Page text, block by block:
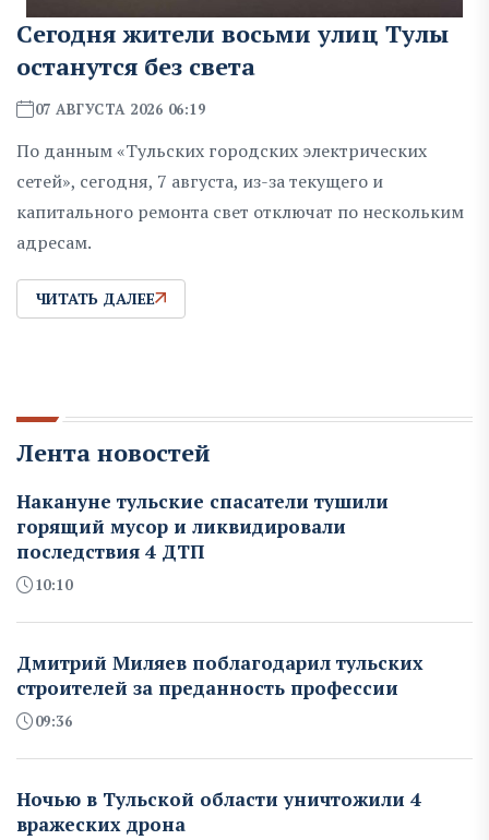
Сегодня жители восьми улиц Тулы
останутся без света
07 АВГУСТА 2026 06:19
По данным «Тульских городских электрических
сетей», сегодня, 7 августа, из-за текущего и
капитального ремонта свет отключат по нескольким
адресам.
ЧИТАТЬ ДАЛЕЕ
Лента новостей
Накануне тульские спасатели тушили
горящий мусор и ликвидировали
последствия 4 ДТП
10:10
Дмитрий Миляев поблагодарил тульских
строителей за преданность профессии
09:36
Ночью в Тульской области уничтожили 4
вражеских дрона